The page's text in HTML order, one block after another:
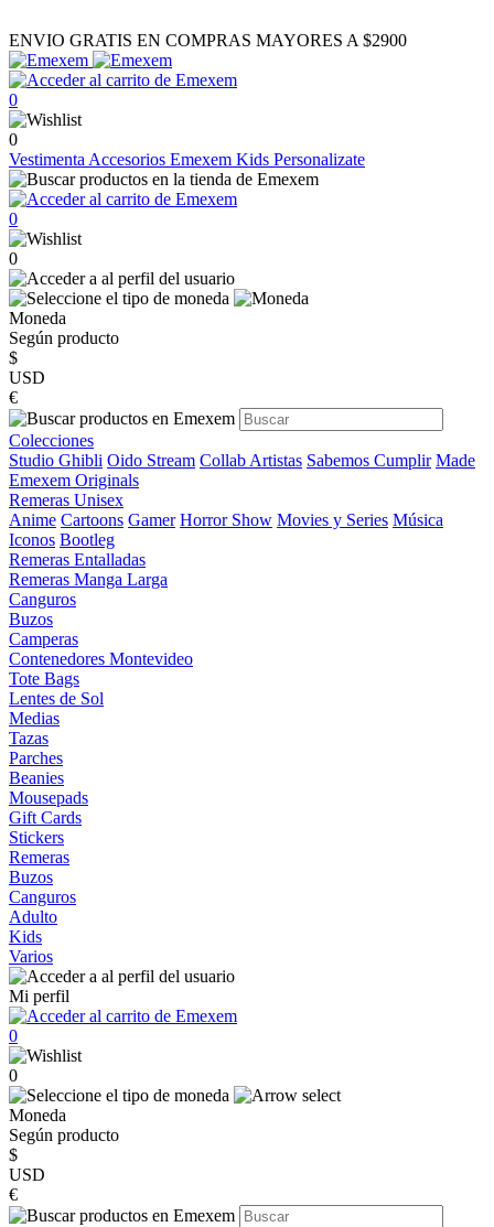
ENVIO GRATIS EN COMPRAS MAYORES A $2900
0
0
Vestimenta Accesorios Emexem Kids Personalizate
0
0
Moneda
Según producto
$
USD
€
Colecciones
Studio Ghibli Oido Stream Collab Artistas Sabemos Cumplir Made
Emexem Originals
Remeras Unisex
Anime Cartoons Gamer Horror Show Movies y Series Música
Iconos Bootleg
Remeras Entalladas
Remeras Manga Larga
Canguros
Buzos
Camperas
Contenedores Montevideo
Tote Bags
Lentes de Sol
Medias
Tazas
Parches
Beanies
Mousepads
Gift Cards
Stickers
Remeras
Buzos
Canguros
Adulto
Kids
Varios
Mi perfil
0
0
Moneda
Según producto
$
USD
€